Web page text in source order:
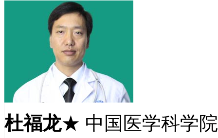
杜福龙★ 中国医学科学